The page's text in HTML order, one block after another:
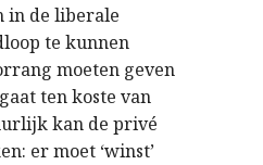
in de liberale
te kunnen
moeten geven
ten koste van
kan de privé
er moet ‘winst’